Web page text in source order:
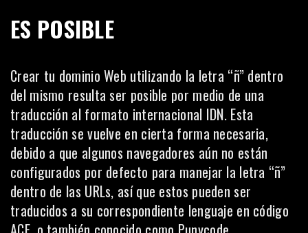
ES POSIBLE
Crear tu dominio Web utilizando la letra “ñ” dentro
del mismo resulta ser posible por medio de una
traducción al formato internacional IDN. Esta
traducción se vuelve en cierta forma necesaria,
debido a que algunos navegadores aún no están
configurados por defecto para manejar la letra “ñ”
dentro de las URLs, así que estos pueden ser
traducidos a su correspondiente lenguaje en código